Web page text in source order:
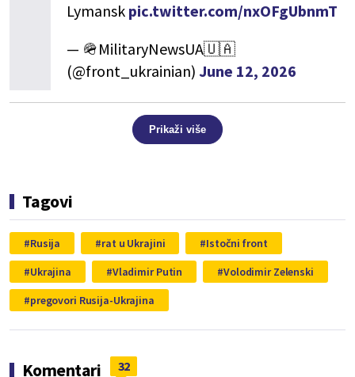
Lymansk pic.twitter.com/nxOFgUbnmT
— 🪖MilitaryNewsUA🇺🇦
(@front_ukrainian) June 12, 2026
Prikaži više
Tagovi
Rusija rat u Ukrajini
Istočni front
Ukrajina
Vladimir Putin
Volodimir Zelenski
pregovori Rusija-Ukrajina
Komentari 32